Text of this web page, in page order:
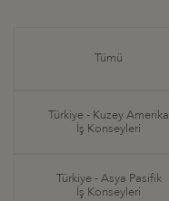
Tümü
Türkiye - Kuzey Amerika
İş Konseyleri
Türkiye - Asya Pasifik
İş Konseyleri